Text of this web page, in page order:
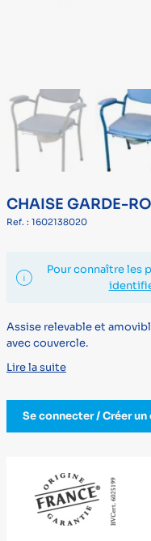
CHAISE GARDE-
Ref. : 1602138020
Pour connaître les
Assise relevable et
avec couvercle.
Lire la suite
Se connecter / Créer